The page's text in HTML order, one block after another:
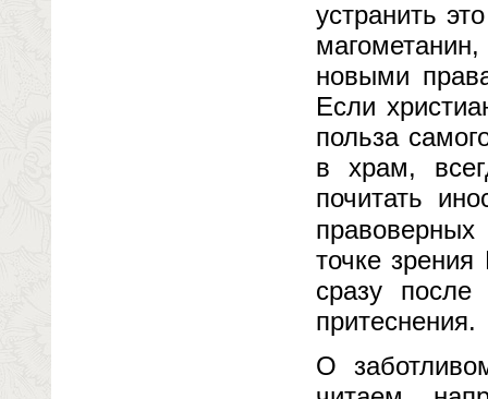
устранить
новыми
Если
польза
в храм,
почитать
точке
сразу после
притеснения.
О